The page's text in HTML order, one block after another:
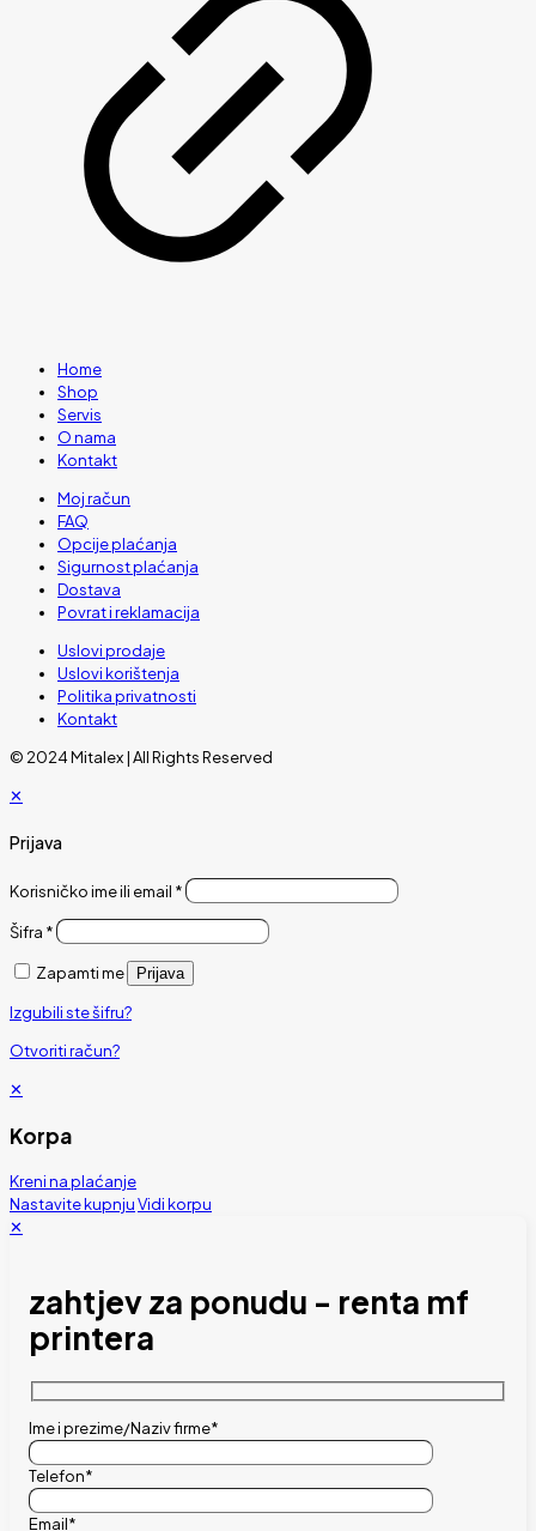
Home
Shop
Servis
O nama
Kontakt
Moj račun
FAQ
Opcije plaćanja
Sigurnost plaćanja
Dostava
Povrat i reklamacija
Uslovi prodaje
Uslovi korištenja
Politika privatnosti
Kontakt
© 2024 Mitalex | All Rights Reserved
✕
Prijava
Korisničko ime ili email *
Šifra *
Zapamti me Prijava
Izgubili ste šifru?
Otvoriti račun?
✕
Korpa
Kreni na plaćanje
Nastavite kupnjuVidi korpu
✕
zahtjev za ponudu - renta mf
printera
Ime i prezime/Naziv firme*
Telefon*
Email*